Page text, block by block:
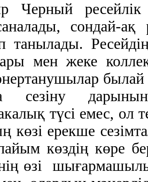
Черный ресейлік
сондай-ақ
танылады.
мен жеке
былай
сезіну
түсі емес, ол
көзі ерекше
көздің көре
өзі